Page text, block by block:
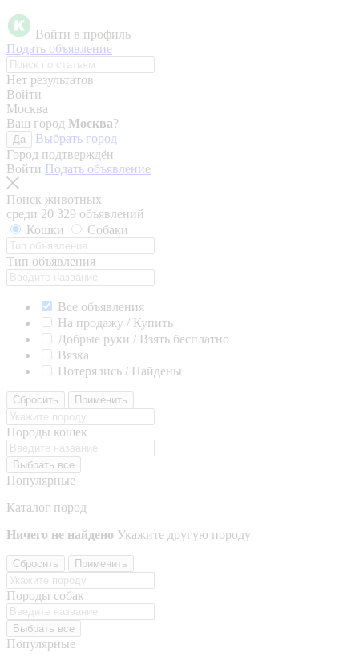
Войти в профиль
Подать объявление
Нет результатов
Войти
Москва
Ваш город Москва?
Да
Выбрать город
Город подтверждён
Войти Подать объявление
Поиск животных
среди 20 329 объявлений
Кошки
Собаки
Тип объявления
Все объявления
На продажу / Купить
Добрые руки / Взять бесплатно
Вязка
Потерялись / Найдены
Сбросить Применить
Породы кошек
Выбрать все
Популярные
Каталог пород
Ничего не найдено Укажите другую породу
Сбросить Применить
Породы собак
Выбрать все
Популярные